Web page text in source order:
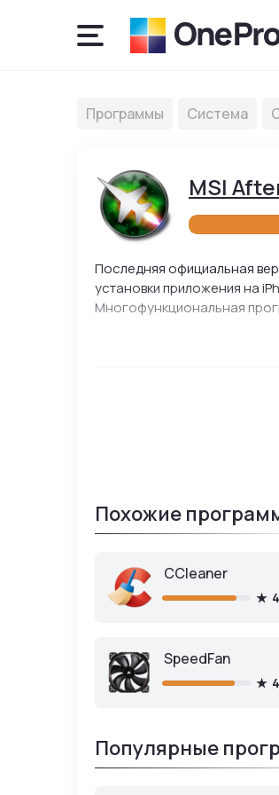
Программы Система
MSI
Последняя официальная
установки приложения на
Многофункциональная
Похожие
CCleaner
SpeedFan
Популярные